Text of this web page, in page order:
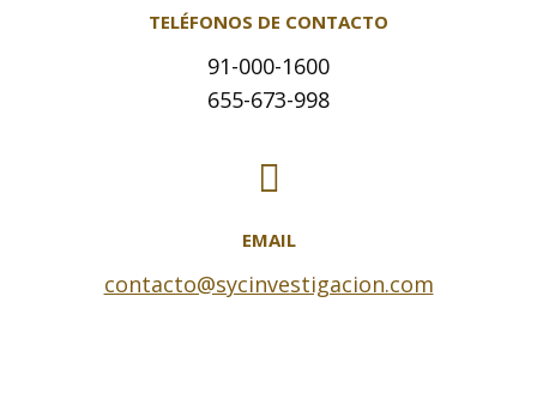
TELÉFONOS DE CONTACTO
91-000-1600
655-673-998
EMAIL
contacto@sycinvestigacion.com